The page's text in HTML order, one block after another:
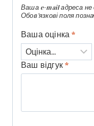
Ваша e-mail адреса
Обов’язкові поля
Ваша оцінка*
Ваш відгук*